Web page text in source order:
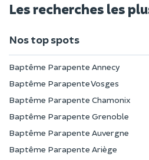
Les recherches les
Nos top spots
Baptême Parapente Annecy
Baptême Parapente Vosges
Baptême Parapente Chamonix
Baptême Parapente Grenoble
Baptême Parapente Auvergne
Baptême Parapente Ariège